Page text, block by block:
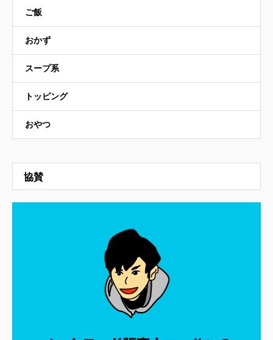
ご飯
おかず
スープ系
トッピング
おやつ
協賛